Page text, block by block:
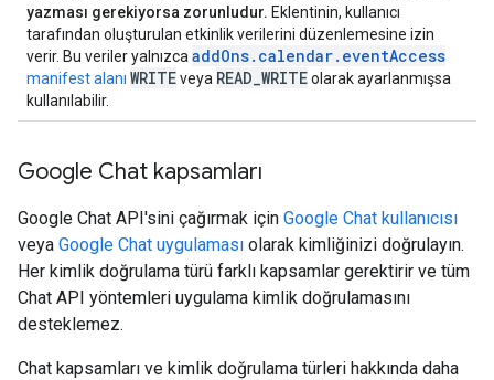
yazması gerekiyorsa zorunludur. Eklentinin, kullanıcı
tarafından oluşturulan etkinlik verilerini düzenlemesine izin
verir. Bu veriler yalnızca addOns.calendar.eventAccess
manifest alanı WRITEveya READ_WRITEolarak ayarlanmışsa
kullanılabilir.
Google Chat kapsamları
Google Chat API'sini çağırmak için Google Chat kullanıcısı
veya Google Chat uygulaması olarak kimliğinizi doğrulayın.
Her kimlik doğrulama türü farklı kapsamlar gerektirir ve tüm
Chat API yöntemleri uygulama kimlik doğrulamasını
desteklemez.
Chat kapsamları ve kimlik doğrulama türleri hakkında daha